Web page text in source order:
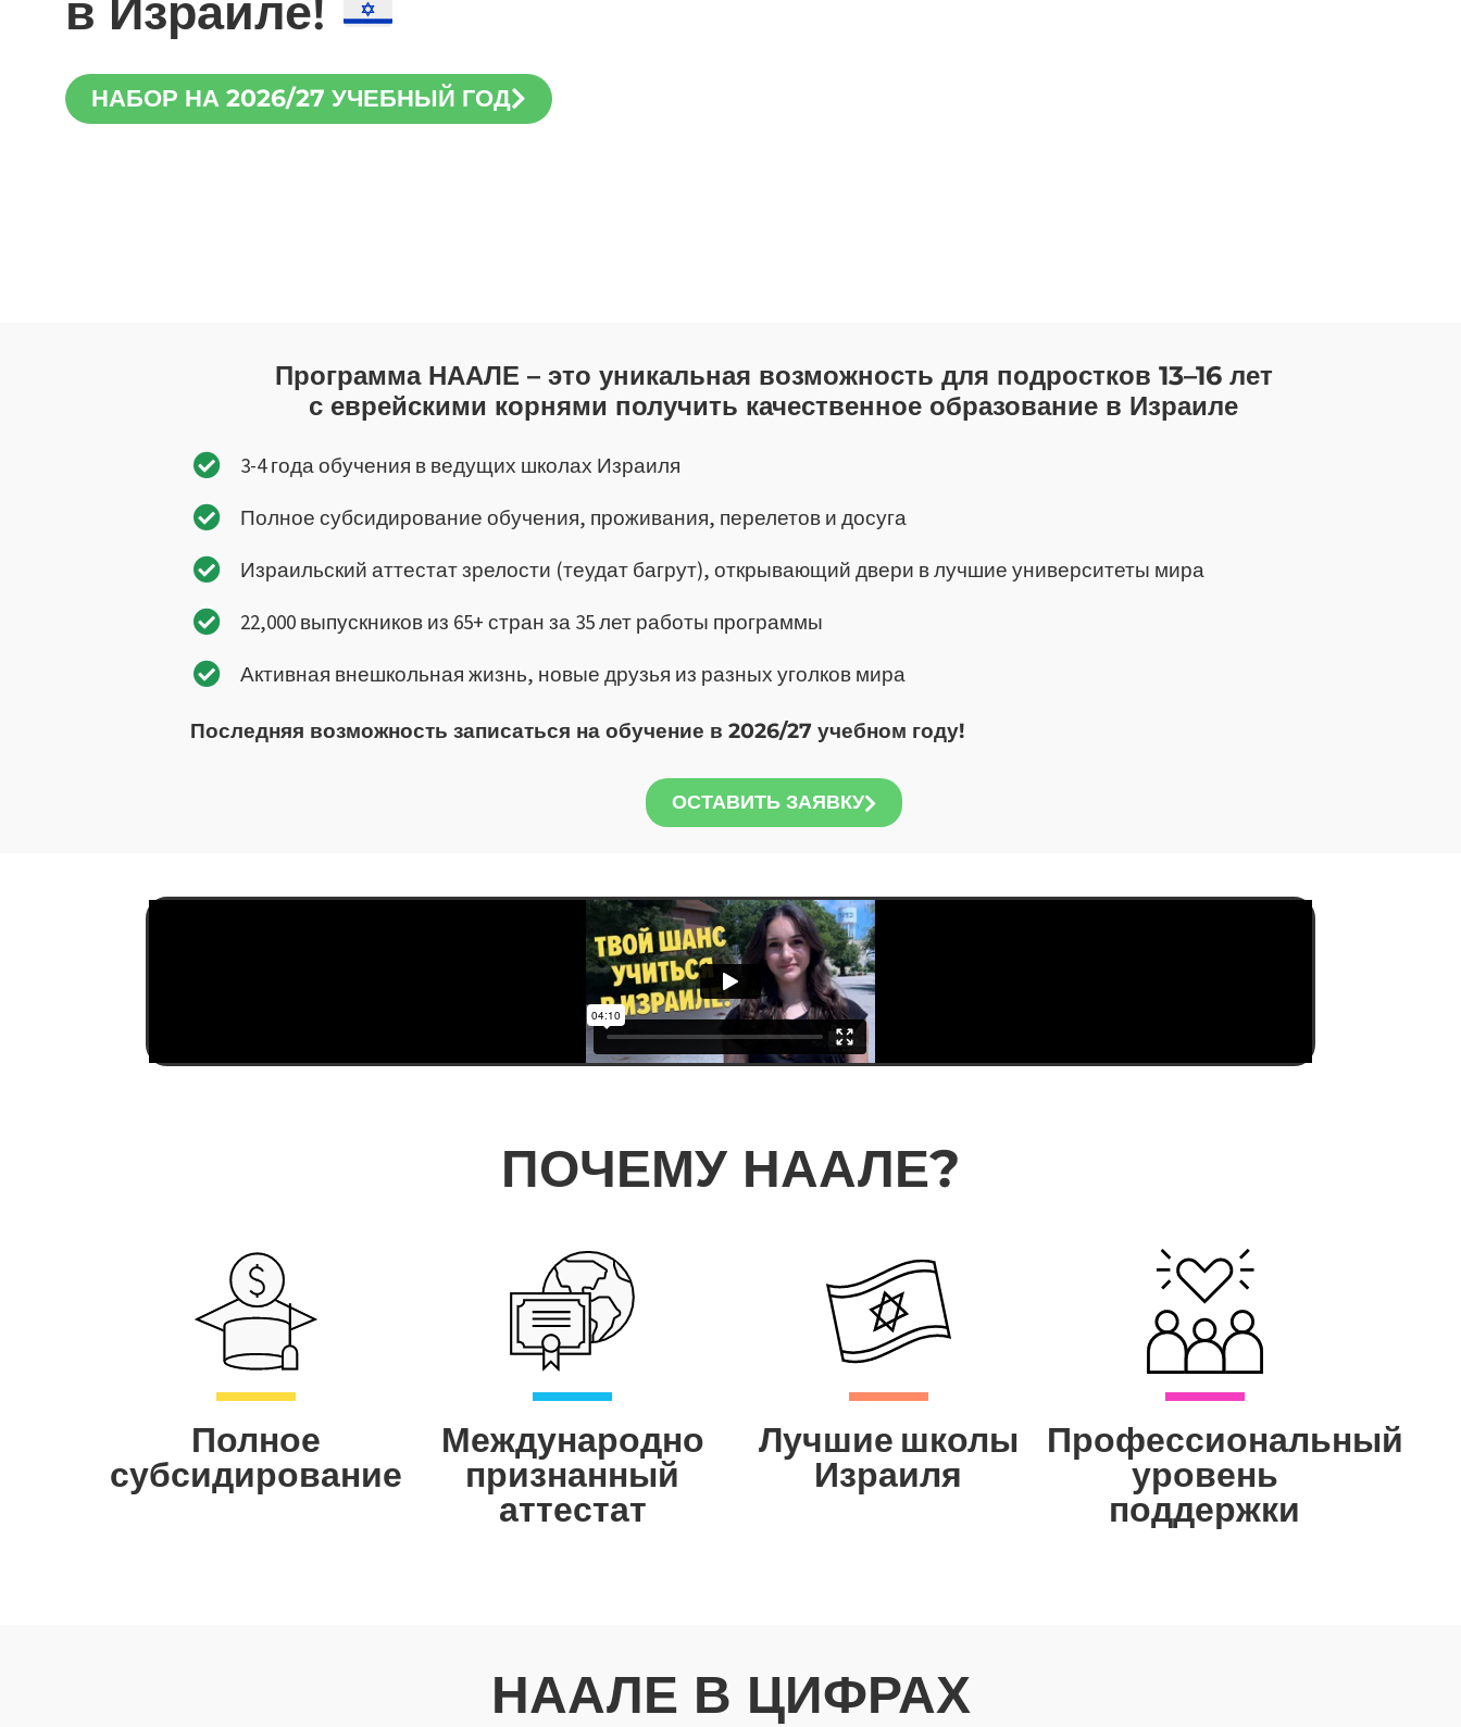
НАБОР НА 2026/27 УЧЕБНЫЙ ГОД
Программа НААЛЕ – это уникальная возможность для подростков 13–16 лет
с еврейскими корнями получить качественное образование в Израиле
3-4 года обучения в ведущих школах Израиля
Полное субсидирование обучения, проживания, перелетов и досуга
Израильский аттестат зрелости (теудат багрут), открывающий двери в лучшие университеты мира
22,000 выпускников из 65+ стран за 35 лет работы программы
Активная внешкольная жизнь, новые друзья из разных уголков мира
Последняя возможность записаться на обучение в 2026/27 учебном году!
ОСТАВИТЬ ЗАЯВКУ
ПОЧЕМУ НААЛЕ?
Полное
субсидирование
Международно
признанный
аттестат
Лучшие школы
Израиля
Профессиональный
уровень
поддержки
НААЛЕ В ЦИФРАХ